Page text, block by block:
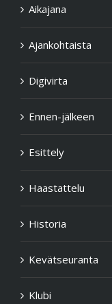
Aikajana
Ajankohtaista
Digivirta
Ennen-jälkeen
Esittely
Haastattelu
Historia
Kevätseuranta
Klubi